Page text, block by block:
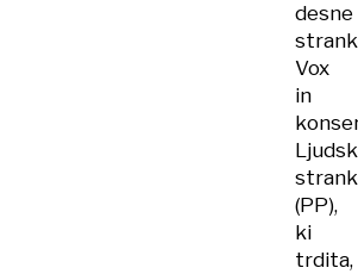
desne
Vox
in
(PP),
ki
trdita,